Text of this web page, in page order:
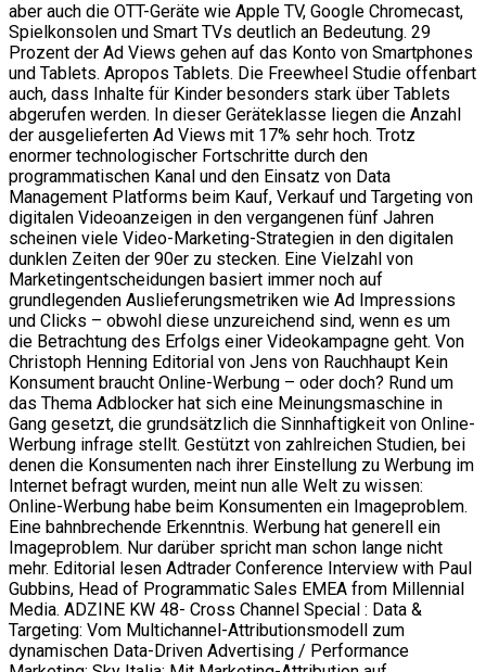
aber auch die OTT-Geräte wie Apple TV, Google Chromecast,
Spielkonsolen und Smart TVs deutlich an Bedeutung. 29
Prozent der Ad Views gehen auf das Konto von Smartphones
und Tablets. Apropos Tablets. Die Freewheel Studie offenbart
auch, dass Inhalte für Kinder besonders stark über Tablets
abgerufen werden. In dieser Geräteklasse liegen die Anzahl
der ausgelieferten Ad Views mit 17% sehr hoch. Trotz
enormer technologischer Fortschritte durch den
programmatischen Kanal und den Einsatz von Data
Management Platforms beim Kauf, Verkauf und Targeting von
digitalen Videoanzeigen in den vergangenen fünf Jahren
scheinen viele Video-Marketing-Strategien in den digitalen
dunklen Zeiten der 90er zu stecken. Eine Vielzahl von
Marketingentscheidungen basiert immer noch auf
grundlegenden Auslieferungsmetriken wie Ad Impressions
und Clicks – obwohl diese unzureichend sind, wenn es um
die Betrachtung des Erfolgs einer Videokampagne geht. Von
Christoph Henning Editorial von Jens von Rauchhaupt Kein
Konsument braucht Online-Werbung – oder doch? Rund um
das Thema Adblocker hat sich eine Meinungsmaschine in
Gang gesetzt, die grundsätzlich die Sinnhaftigkeit von Online-
Werbung infrage stellt. Gestützt von zahlreichen Studien, bei
denen die Konsumenten nach ihrer Einstellung zu Werbung im
Internet befragt wurden, meint nun alle Welt zu wissen:
Online-Werbung habe beim Konsumenten ein Imageproblem.
Eine bahnbrechende Erkenntnis. Werbung hat generell ein
Imageproblem. Nur darüber spricht man schon lange nicht
mehr. Editorial lesen Adtrader Conference Interview with Paul
Gubbins, Head of Programmatic Sales EMEA from Millennial
Media. ADZINE KW 48- Cross Channel Special : Data &
Targeting: Vom Multichannel-Attributionsmodell zum
dynamischen Data-Driven Advertising / Performance